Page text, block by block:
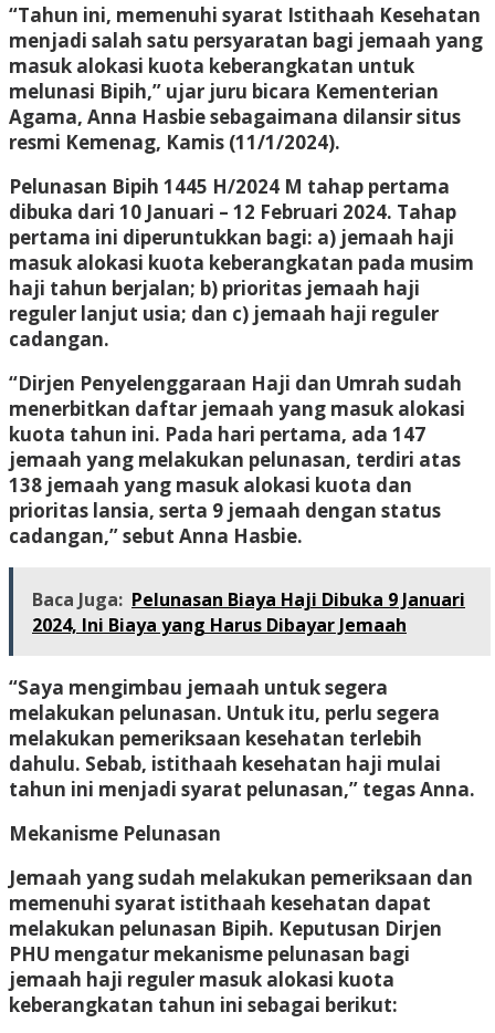
“Tahun ini, memenuhi syarat Istithaah Kesehatan
menjadi salah satu persyaratan bagi jemaah yang
masuk alokasi kuota keberangkatan untuk
melunasi Bipih,” ujar juru bicara Kementerian
Agama, Anna Hasbie sebagaimana dilansir situs
resmi Kemenag, Kamis (11/1/2024).
Pelunasan Bipih 1445 H/2024 M tahap pertama
dibuka dari 10 Januari – 12 Februari 2024. Tahap
pertama ini diperuntukkan bagi: a) jemaah haji
masuk alokasi kuota keberangkatan pada musim
haji tahun berjalan; b) prioritas jemaah haji
reguler lanjut usia; dan c) jemaah haji reguler
cadangan.
“Dirjen Penyelenggaraan Haji dan Umrah sudah
menerbitkan daftar jemaah yang masuk alokasi
kuota tahun ini. Pada hari pertama, ada 147
jemaah yang melakukan pelunasan, terdiri atas
138 jemaah yang masuk alokasi kuota dan
prioritas lansia, serta 9 jemaah dengan status
cadangan,” sebut Anna Hasbie.
Baca Juga: Pelunasan Biaya Haji Dibuka 9 Januari
2024, Ini Biaya yang Harus Dibayar Jemaah
“Saya mengimbau jemaah untuk segera
melakukan pelunasan. Untuk itu, perlu segera
melakukan pemeriksaan kesehatan terlebih
dahulu. Sebab, istithaah kesehatan haji mulai
tahun ini menjadi syarat pelunasan,” tegas Anna.
Mekanisme Pelunasan
Jemaah yang sudah melakukan pemeriksaan dan
memenuhi syarat istithaah kesehatan dapat
melakukan pelunasan Bipih. Keputusan Dirjen
PHU mengatur mekanisme pelunasan bagi
jemaah haji reguler masuk alokasi kuota
keberangkatan tahun ini sebagai berikut: